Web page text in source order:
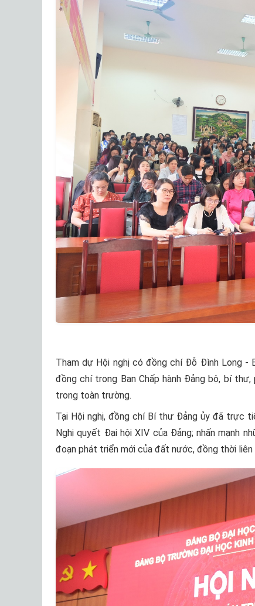
Tham dự Hội nghị có đồng chí Đỗ Đình Long -
đồng chí trong Ban Chấp hành Đảng bộ, bí
trong toàn trường.
Tại Hội nghị, đồng chí Bí thư Đảng ủy đã trực
Nghị quyết Đại hội XIV của Đảng; nhấn mạnh
đoạn phát triển mới của đất nước, đồng thời liên